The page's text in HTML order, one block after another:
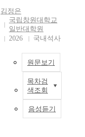
차이, 그리고 돌봄학
생과 일반학생의 교육
만족도와 자아존중감
과의 상관관계를 알아
보기 위하여 t 검증, F
검증, Pearson의 단순
상관관계 분석을 실시
의 결과는 다음과 같
봄학생과 일반학생의
김정은
국립창원대학교
일반대학원
2026
국내석사
원문보기
목차검
색조회
음성듣기